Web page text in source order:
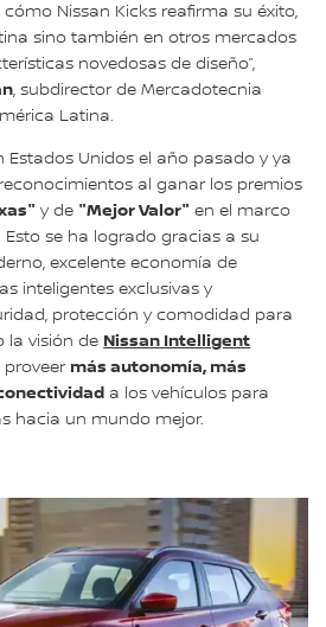
Nissan Kicks reafirma su éxito,
sino también en otros mercados
novedosas de diseño”,
, subdirector de Mercadotecnia
Latina.
Estados Unidos el año pasado y ya
al ganar los premios
y de "Mejor Valor" en el marco
Esto se ha logrado gracias a su
excelente economía de
inteligentes exclusivas y
protección y comodidad para
la visión de Nissan Intelligent
proveer más autonomía, más
a los vehículos para
hacia un mundo mejor.